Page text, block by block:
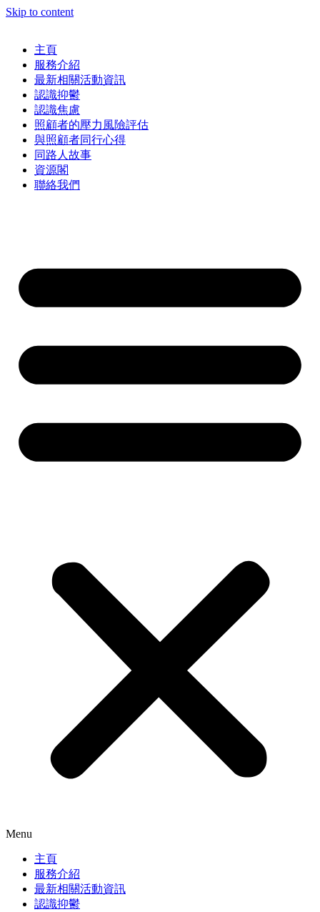
Skip to content
主頁
服務介紹
最新相關活動資訊
認識抑鬱
認識焦慮
照顧者的壓力風險評估
與照顧者同行心得
同路人故事
資源閣
聯絡我們
Menu
主頁
服務介紹
最新相關活動資訊
認識抑鬱